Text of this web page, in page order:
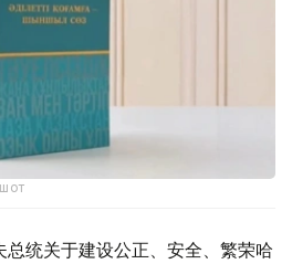
统关于建设公正、安全、繁荣哈